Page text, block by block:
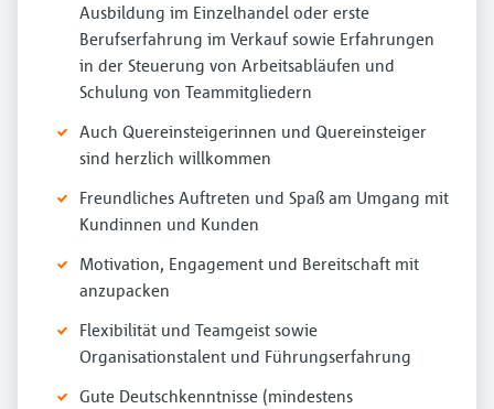
Ausbildung im Einzelhandel oder erste
Berufserfahrung im Verkauf sowie Erfahrungen
in der Steuerung von Arbeitsabläufen und
Schulung von Teammitgliedern
Auch Quereinsteigerinnen und Quereinsteiger
sind herzlich willkommen
Freundliches Auftreten und Spaß am Umgang mit
Kundinnen und Kunden
Motivation, Engagement und Bereitschaft mit
anzupacken
Flexibilität und Teamgeist sowie
Organisationstalent und Führungserfahrung
Gute Deutschkenntnisse (mindestens